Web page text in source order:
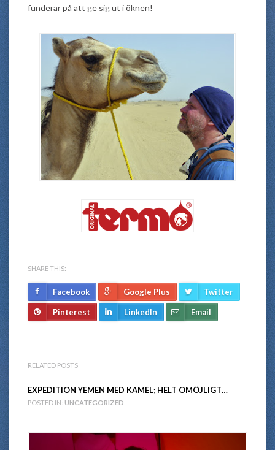
funderar på att ge sig ut i öknen!
SHARE THIS:
Facebook Google Plus Twitter
Pinterest LinkedIn Email
RELATED POSTS
EXPEDITION YEMEN MED KAMEL; HELT OMÖJLIGT…
POSTED IN: UNCATEGORIZED